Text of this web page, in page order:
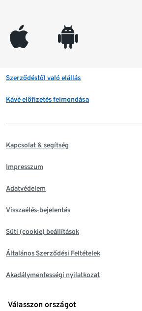
appleinc android
Szerződéstől való elállás
Kávé előfizetés felmondása
Kapcsolat & segítség
Impresszum
Adatvédelem
Visszaélés-bejelentés
Süti (cookie) beállítások
Általános Szerződési Feltételek
Akadálymentességi nyilatkozat
Válasszon országot